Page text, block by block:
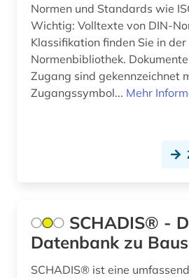
Normen und Standards wie
Wichtig: Volltexte von DIN-
Klassifikation finden Sie in
Normenbibliothek.
Zugang sind gekennzeichnet
Zugangssymbol... Mehr
SCHADIS® -
Datenbank zu
SCHADIS® ist eine